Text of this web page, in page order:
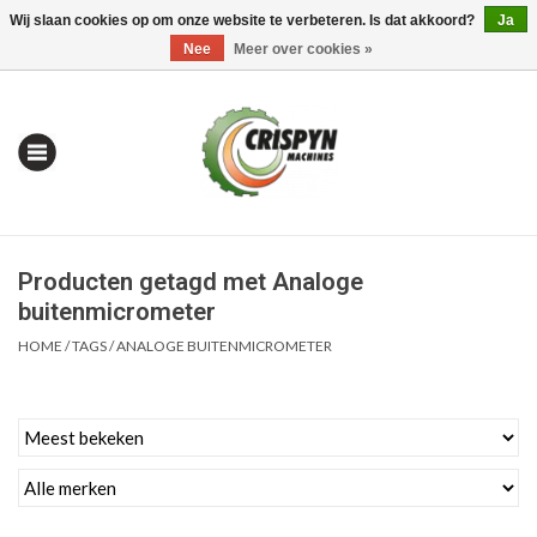
0 Artikelen - €0,00 Mijn account / Registreren
Producten getagd met Analoge
buitenmicrometer
HOME /TAGS/ANALOGE BUITENMICROMETER
Wij slaan cookies op om onze website te verbeteren. Is dat akkoord?
Ja
Nee
Meer over cookies »